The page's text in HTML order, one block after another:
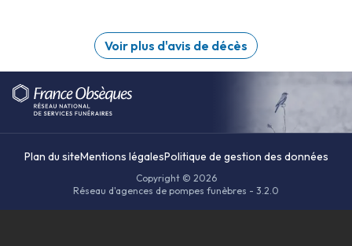
Voir plus d'avis de décès
Plan du siteMentions légalesPolitique de gestion des données
Copyright © 2026
Réseau d'agences de pompes funèbres - 3.2.0